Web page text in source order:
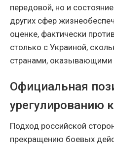
передовой, но и
других сфер
оценке, фактически
столько с Украиной,
странами, оказывающими
Официальная
урегулированию
Подход российской
прекращению боевых